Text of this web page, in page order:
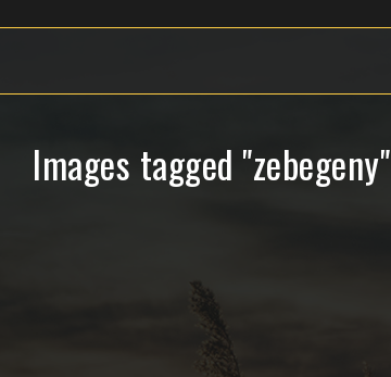
Images tagged "zebegeny"